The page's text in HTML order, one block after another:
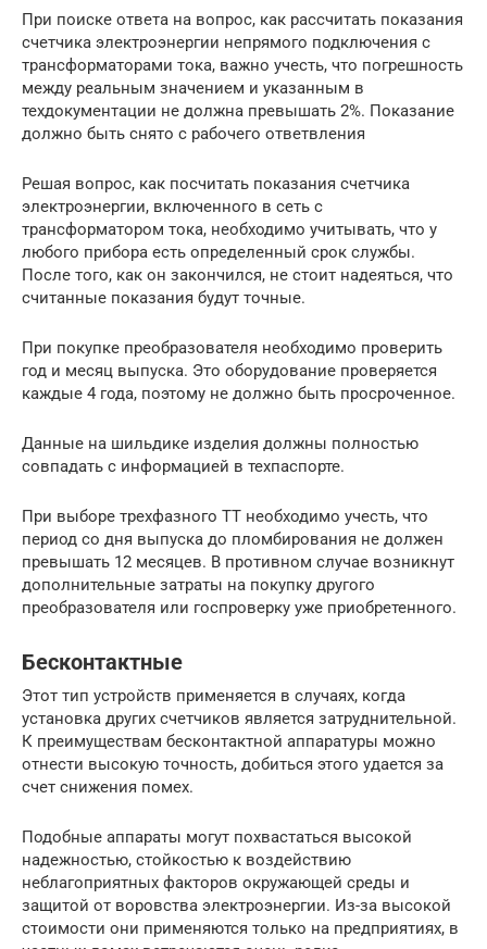
При поиске ответа на вопрос, как рассчитать показания
счетчика электроэнергии непрямого подключения с
трансформаторами тока, важно учесть, что погрешность
между реальным значением и указанным в
техдокументации не должна превышать 2%. Показание
должно быть снято с рабочего ответвления
Решая вопрос, как посчитать показания счетчика
электроэнергии, включенного в сеть с
трансформатором тока, необходимо учитывать, что у
любого прибора есть определенный срок службы.
После того, как он закончился, не стоит надеяться, что
считанные показания будут точные.
При покупке преобразователя необходимо проверить
год и месяц выпуска. Это оборудование проверяется
каждые 4 года, поэтому не должно быть просроченное.
Данные на шильдике изделия должны полностью
совпадать с информацией в техпаспорте.
При выборе трехфазного ТТ необходимо учесть, что
период со дня выпуска до пломбирования не должен
превышать 12 месяцев. В противном случае возникнут
дополнительные затраты на покупку другого
преобразователя или госпроверку уже приобретенного.
Бесконтактные
Этот тип устройств применяется в случаях, когда
установка других счетчиков является затруднительной.
К преимуществам бесконтактной аппаратуры можно
отнести высокую точность, добиться этого удается за
счет снижения помех.
Подобные аппараты могут похвастаться высокой
надежностью, стойкостью к воздействию
неблагоприятных факторов окружающей среды и
защитой от воровства электроэнергии. Из-за высокой
стоимости они применяются только на предприятиях, в